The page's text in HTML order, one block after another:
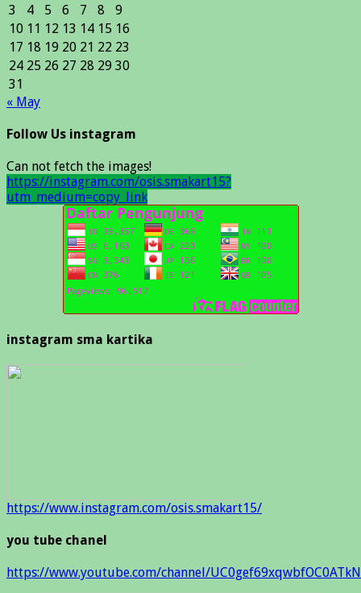
3
4 5 6 7 8
9
10 11 12 13 14 15 16
17 18 19 20 21 22 23
24 25 26 27 28 29 30
31
« May
Follow Us instagram
Can not fetch the images!
https://instagram.com/osis.smakart15?
utm_medium=copy_link
instagram sma kartika
https://www.instagram.com/osis.smakart15/
you tube chanel
https://www.youtube.com/channel/